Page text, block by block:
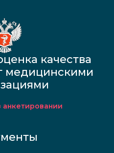
качества
медицинскими
анкетировании